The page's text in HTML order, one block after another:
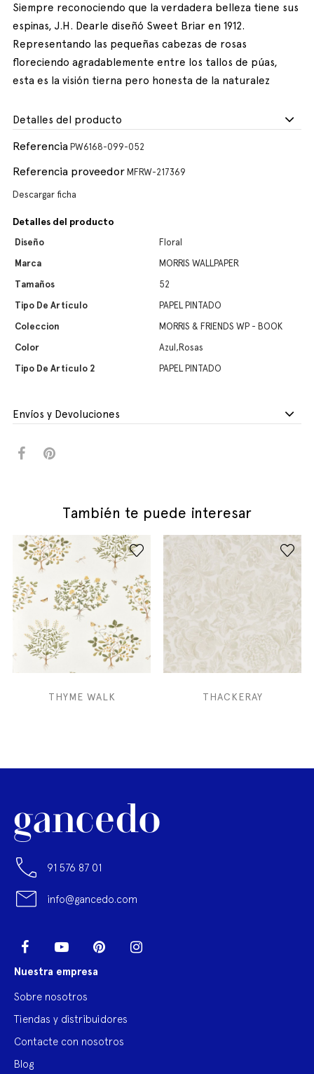
Siempre reconociendo que la verdadera belleza tiene sus
espinas, J.H. Dearle diseñó Sweet Briar en 1912.
Representando las pequeñas cabezas de rosas
floreciendo agradablemente entre los tallos de púas,
esta es la visión tierna pero honesta de la naturalez
Detalles del producto
Referencia PW6168-099-052
Referencia proveedor MFRW-217369
Descargar ficha
Detalles del producto
Diseño
Floral
Marca
MORRIS WALLPAPER
Tamaños
52
Tipo De Artículo
PAPEL PINTADO
Coleccion
MORRIS & FRIENDS WP - BOOK
Color
Azul,Rosas
Tipo De Artículo 2
PAPEL PINTADO
Envíos y Devoluciones
También te puede interesar
THYME WALK THACKERAY
91 576 87 01
info@gancedo.com
Facebook YouTube Pinterest
Nuestra empresa
Sobre nosotros
Tiendas y distribuidores
Contacte con nosotros
Blog